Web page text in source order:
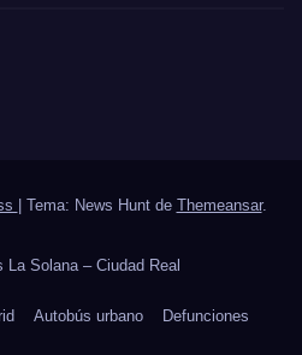
Tema: News Hunt de Themeansar.
La Solana – Ciudad Real
Autobús urbano Defunciones